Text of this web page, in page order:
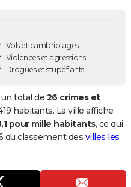
Vols et cambriolages
Violences et agressions
Drogues et stupéfiants
total de 26 crimes et
habitants. La ville affiche
pour mille habitants, ce qui
du classement des villes les